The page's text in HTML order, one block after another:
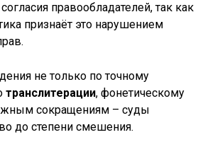
правообладателей, так как
признаёт это нарушением
не только по точному
транслитерации, фонетическому
сокращениям – суды
до степени смешения.